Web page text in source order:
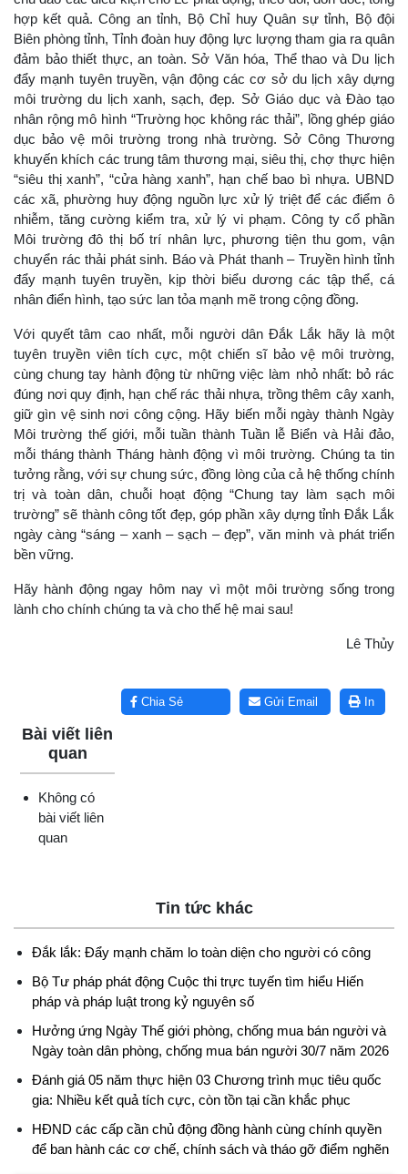
hợp kết quả. Công an tỉnh, Bộ Chỉ huy Quân sự tỉnh, Bộ đội
Biên phòng tỉnh, Tỉnh đoàn huy động lực lượng tham gia ra quân
đảm bảo thiết thực, an toàn. Sở Văn hóa, Thể thao và Du lịch
đẩy mạnh tuyên truyền, vận động các cơ sở du lịch xây dựng
môi trường du lịch xanh, sạch, đẹp. Sở Giáo dục và Đào tạo
nhân rộng mô hình “Trường học không rác thải”, lồng ghép giáo
dục bảo vệ môi trường trong nhà trường. Sở Công Thương
khuyến khích các trung tâm thương mại, siêu thị, chợ thực hiện
“siêu thị xanh”, “cửa hàng xanh”, hạn chế bao bì nhựa. UBND
các xã, phường huy động nguồn lực xử lý triệt để các điểm ô
nhiễm, tăng cường kiểm tra, xử lý vi phạm. Công ty cổ phần
Môi trường đô thị bố trí nhân lực, phương tiện thu gom, vận
chuyển rác thải phát sinh. Báo và Phát thanh – Truyền hình tỉnh
đẩy mạnh tuyên truyền, kịp thời biểu dương các tập thể, cá
nhân điển hình, tạo sức lan tỏa mạnh mẽ trong cộng đồng.
Với quyết tâm cao nhất, mỗi người dân Đắk Lắk hãy là một
tuyên truyền viên tích cực, một chiến sĩ bảo vệ môi trường,
cùng chung tay hành động từ những việc làm nhỏ nhất: bỏ rác
đúng nơi quy định, hạn chế rác thải nhựa, trồng thêm cây xanh,
giữ gìn vệ sinh nơi công cộng. Hãy biến mỗi ngày thành Ngày
Môi trường thế giới, mỗi tuần thành Tuần lễ Biển và Hải đảo,
mỗi tháng thành Tháng hành động vì môi trường. Chúng ta tin
tưởng rằng, với sự chung sức, đồng lòng của cả hệ thống chính
trị và toàn dân, chuỗi hoạt động “Chung tay làm sạch môi
trường” sẽ thành công tốt đẹp, góp phần xây dựng tỉnh Đắk Lắk
ngày càng “sáng – xanh – sạch – đẹp”, văn minh và phát triển
bền vững.
Hãy hành động ngay hôm nay vì một môi trường sống trong
lành cho chính chúng ta và cho thế hệ mai sau!
Lê Thủy
In
Gửi Email
Chia Sẻ
Bài viết liên
quan
Không có
bài viết liên
quan
Tin tức khác
Đắk lắk: Đẩy mạnh chăm lo toàn diện cho người có công
Bộ Tư pháp phát động Cuộc thi trực tuyến tìm hiểu Hiến
pháp và pháp luật trong kỷ nguyên số
Hưởng ứng Ngày Thế giới phòng, chống mua bán người và
Ngày toàn dân phòng, chống mua bán người 30/7 năm 2026
Đánh giá 05 năm thực hiện 03 Chương trình mục tiêu quốc
gia: Nhiều kết quả tích cực, còn tồn tại cần khắc phục
HĐND các cấp cần chủ động đồng hành cùng chính quyền
để ban hành các cơ chế, chính sách và tháo gỡ điểm nghẽn